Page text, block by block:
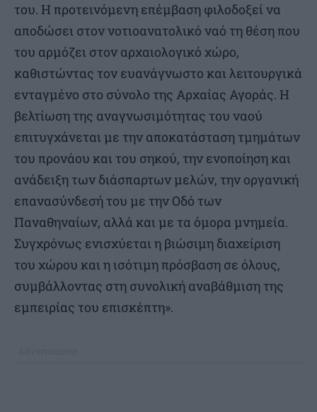
του. Η προτεινόμενη επέμβαση φιλοδοξεί να
αποδώσει στον νοτιοανατολικό ναό τη θέση που
του αρμόζει στον αρχαιολογικό χώρο,
καθιστώντας τον ευανάγνωστο και λειτουργικά
ενταγμένο στο σύνολο της Αρχαίας Αγοράς. Η
βελτίωση της αναγνωσιμότητας του ναού
επιτυγχάνεται με την αποκατάσταση τμημάτων
του προνάου και του σηκού, την ενοποίηση και
ανάδειξη των διάσπαρτων μελών, την οργανική
επανασύνδεσή του με την Οδό των
Παναθηναίων, αλλά και με τα όμορα μνημεία.
Συγχρόνως ενισχύεται η βιώσιμη διαχείριση
του χώρου και η ισότιμη πρόσβαση σε όλους,
συμβάλλοντας στη συνολική αναβάθμιση της
εμπειρίας του επισκέπτη».